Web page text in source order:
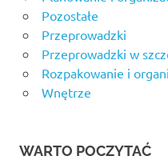
Pozostałe
Przeprowadzki
Przeprowadzki w
Rozpakowanie i
Wnętrze
WARTO POCZYTAĆ